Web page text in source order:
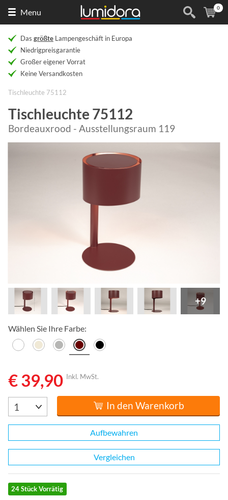
Menu (
0
Das größte Lampengeschäft in Europa
Niedrigpreisgarantie
Großer eigener Vorrat
Keine Versandkosten
Tischleuchte 75112
Tischleuchte 75112
Bordeauxrood - Ausstellungsraum 119
+9
Wählen Sie Ihre Farbe:
€ 39,90 Inkl. MwSt.
In den Warenkorb
Aufbewahren
Vergleichen
24 Stück Vorrätig